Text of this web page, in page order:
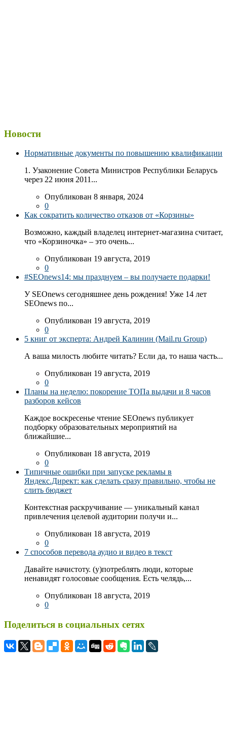
Новости
Нормативные документы по повышению квалификации
1. Узаконение Совета Министров Республики Беларусь
через 22 июня 2011...
Опубликован 8 января, 2024
0
Как сократить количество отказов от «Корзины»
Возможно, каждый владелец интернет-магазина считает,
что «Корзиночка» – это очень...
Опубликован 19 августа, 2019
0
#SEOnews14: мы празднуем – вы получаете подарки!
У SEOnews сегодняшнее день рождения! Уже 14 лет
SEOnews по...
Опубликован 19 августа, 2019
0
5 книг от эксперта: Андрей Калинин (Mail.ru Group)
А ваша милость любите читать? Если да, то наша часть...
Опубликован 19 августа, 2019
0
Планы на неделю: покорение ТОПа выдачи и 8 часов
разборов кейсов
Каждое воскресенье чтение SEOnews публикует
подборку образовательных мероприятий на
ближайшие...
Опубликован 18 августа, 2019
0
Типичные ошибки при запуске рекламы в
Яндекс.Директ: как сделать сразу правильно, чтобы не
слить бюджет
Контекстная раскручивание — уникальный канал
привлечения целевой аудитории получи и...
Опубликован 18 августа, 2019
0
7 способов перевода аудио и видео в текст
Давайте начистоту. (у)потреблять люди, которые
ненавидят голосовые сообщения. Есть челядь,...
Опубликован 18 августа, 2019
0
Поделиться в социальных сетях